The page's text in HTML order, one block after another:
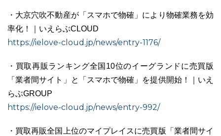
・大京穴吹不動産が「スマホで物確」により物確業務を効
率化！｜いえらぶCLOUD
https://ielove-cloud.jp/news/entry-1176/
・買取再販ランキング全国10位のイーグランドに売買版
「業者間サイト」と「スマホで物確」を提供開始！｜いえ
らぶGROUP
https://ielove-cloud.jp/news/entry-992/
・買取再販全国上位のマイプレイスに売買版「業者間サイ